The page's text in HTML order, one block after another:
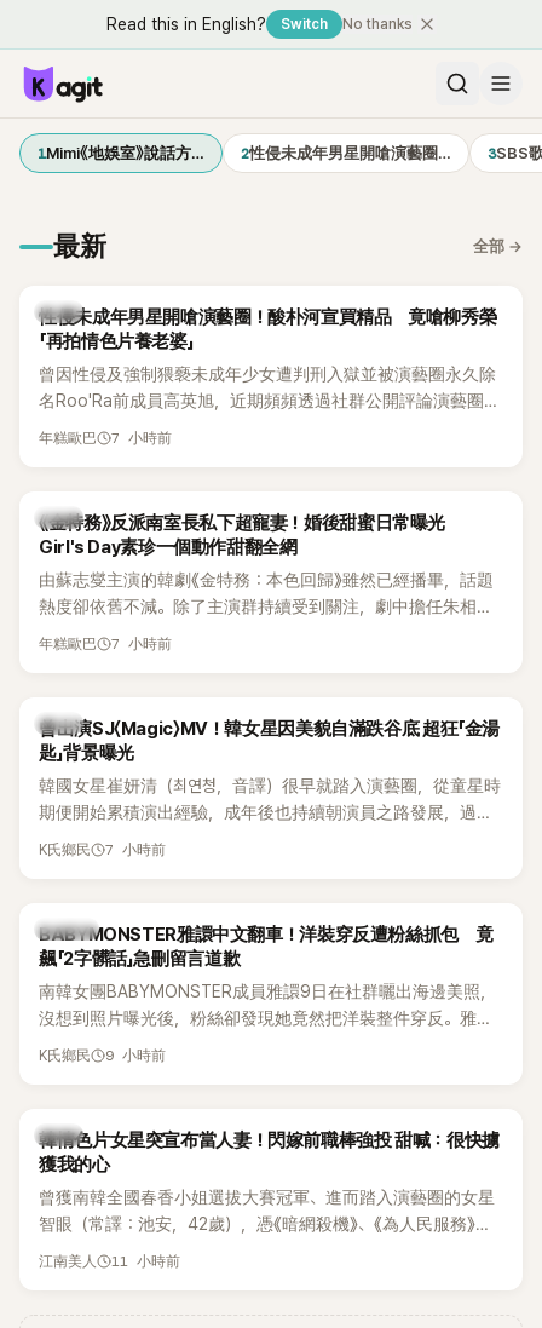
Read this in English? Switch No thanks
1Mimi《地娛室》說話方… 2性侵未成年男星開嗆演藝圈… 3SBS
最新 全部 →
韓星
性侵未成年男星開嗆演藝圈！酸朴河宣買精品 竟嗆柳秀榮
「再拍情色片養老婆」
曾因性侵及強制猥褻未成年少女遭判刑入獄並被演藝圈永久除
名Roo'Ra前成員高英旭，近期頻頻透過社群公開評論演藝圈人
士，接連點名多位藝人引發爭議。這次他將矛頭指向演員柳秀
年糕歐巴 7 小時前
韓星
《金特務》反派南室長私下超寵妻！婚後甜蜜日常曝光
Girl's Day素珍一個動作甜翻全網
由蘇志燮主演的韓劇《金特務：本色回歸》雖然已經播畢，話題
熱度卻依舊不減。除了主演群持續受到關注，劇中擔任朱相昱
「左右手」的冷血反派「南室長」，也憑著狠辣手段與強烈壓迫感成
倆婚後甜蜜日常近日曝光，超閃互動讓觀眾直呼太甜。
年糕歐巴 7 小時前
韓星
曾出演SJ〈Magic〉MV！韓女星因美貌自滿跌谷底 超狂「金湯
匙」背景曝光
韓國女星崔妍清（최연청，音譯）很早就踏入演藝圈，從童星時
期便開始累積演出經驗，成年後也持續朝演員之路發展，過去
更曾出演Super Junior歌曲〈Magic〉MV。近日她登上JTBC綜藝
K氏鄉民 7 小時前
K-POP
BABYMONSTER雅譞中文翻車！洋裝穿反遭粉絲抓包 竟
飆「2字髒話」急刪留言道歉
南韓女團BABYMONSTER成員雅譞9日在社群曬出海邊美照，
沒想到照片曝光後，粉絲卻發現她竟然把洋裝整件穿反。雅譞
看到提醒後，立刻用中文回應，沒想到一句話卻因用詞太過粗
K氏鄉民 9 小時前
韓星
韓情色片女星突宣布當人妻！閃嫁前職棒強投 甜喊：很快擄
獲我的心
曾獲南韓全國春香小姐選拔大賽冠軍、進而踏入演藝圈的女星
智眼（常譯：池安，42歲），憑《暗網殺機》、《為人民服務》等
作品受到關注。近日她突拋喜訊，透過個人社群宣布將與前職
江南美人 11 小時前